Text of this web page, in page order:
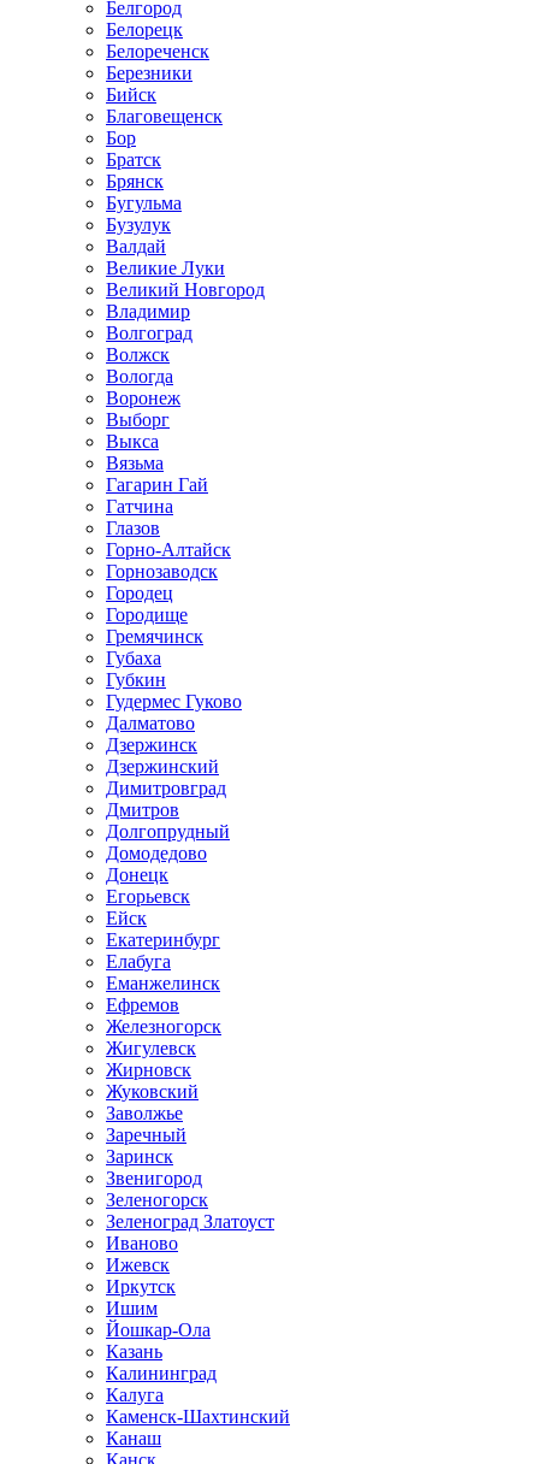
Белгород
Белорецк
Белореченск
Березники
Бийск
Благовещенск
Бор
Братск
Брянск
Бугульма
Бузулук
Валдай
Великие Луки
Великий Новгород
Владимир
Волгоград
Волжск
Вологда
Воронеж
Выборг
Выкса
Вязьма
Гагарин Гай
Гатчина
Глазов
Горно-Алтайск
Горнозаводск
Городец
Городище
Гремячинск
Губаха
Губкин
Гудермес Гуково
Далматово
Дзержинск
Дзержинский
Димитровград
Дмитров
Долгопрудный
Домодедово
Донецк
Егорьевск
Ейск
Екатеринбург
Елабуга
Еманжелинск
Ефремов
Железногорск
Жигулевск
Жирновск
Жуковский
Заволжье
Заречный
Заринск
Звенигород
Зеленогорск
Зеленоград Златоуст
Иваново
Ижевск
Иркутск
Ишим
Йошкар-Ола
Казань
Калининград
Калуга
Каменск-Шахтинский
Канаш
Канск